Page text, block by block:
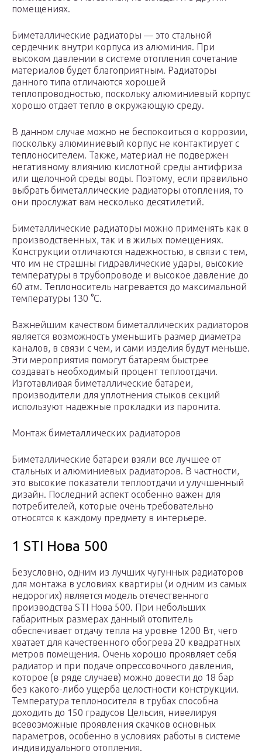
помещениях.
Биметаллические радиаторы — это стальной
сердечник внутри корпуса из алюминия. При
высоком давлении в системе отопления сочетание
материалов будет благоприятным. Радиаторы
данного типа отличаются хорошей
теплопроводностью, поскольку алюминиевый корпус
хорошо отдает тепло в окружающую среду.
В данном случае можно не беспокоиться о коррозии,
поскольку алюминиевый корпус не контактирует с
теплоносителем. Также, материал не подвержен
негативному влиянию кислотной среды антифриза
или щелочной среды воды. Поэтому, если правильно
выбрать биметаллические радиаторы отопления, то
они прослужат вам несколько десятилетий.
Биметаллические радиаторы можно применять как в
производственных, так и в жилых помещениях.
Конструкции отличаются надежностью, в связи с тем,
что им не страшны гидравлические удары, высокие
температуры в трубопроводе и высокое давление до
60 атм. Теплоноситель нагревается до максимальной
температуры 130 °С.
Важнейшим качеством биметаллических радиаторов
является возможность уменьшить размер диаметра
каналов, в связи с чем, и сами изделия будут меньше.
Эти мероприятия помогут батареям быстрее
создавать необходимый процент теплоотдачи.
Изготавливая биметаллические батареи,
производители для уплотнения стыков секций
используют надежные прокладки из паронита.
Монтаж биметаллических радиаторов
Биметаллические батареи взяли все лучшее от
стальных и алюминиевых радиаторов. В частности,
это высокие показатели теплоотдачи и улучшенный
дизайн. Последний аспект особенно важен для
потребителей, которые очень требовательно
относятся к каждому предмету в интерьере.
1 STI Нова 500
Безусловно, одним из лучших чугунных радиаторов
для монтажа в условиях квартиры (и одним из самых
недорогих) является модель отечественного
производства STI Нова 500. При небольших
габаритных размерах данный отопитель
обеспечивает отдачу тепла на уровне 1200 Вт, чего
хватает для качественного обогрева 20 квадратных
метров помещения. Очень хорошо проявляет себя
радиатор и при подаче опрессовочного давления,
которое (в ряде случаев) можно довести до 18 бар
без какого-либо ущерба целостности конструкции.
Температура теплоносителя в трубах способна
доходить до 150 градусов Цельсия, нивелируя
всевозможные проявления скачков основных
параметров, особенно в условиях работы в системе
индивидуального отопления.